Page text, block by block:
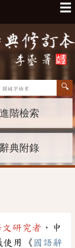
☰
進階檢索
辭典附錄
研究者 ，中
使用《 國語辭